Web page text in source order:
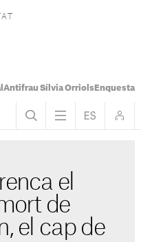
Antifrau Sílvia OrriolsEnquesta
el
de
el cap de